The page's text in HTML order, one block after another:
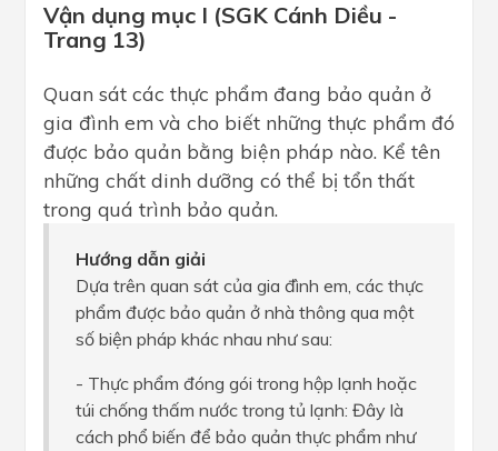
Vận dụng mục I (SGK Cánh Diều -
Trang 13)
Quan sát các thực phẩm đang bảo quản ở
gia đình em và cho biết những thực phẩm đó
được bảo quản bằng biện pháp nào. Kể tên
những chất dinh dưỡng có thể bị tổn thất
trong quá trình bảo quản.
Hướng dẫn giải
Dựa trên quan sát của gia đình em, các thực
phẩm được bảo quản ở nhà thông qua một
số biện pháp khác nhau như sau:
- Thực phẩm đóng gói trong hộp lạnh hoặc
túi chống thấm nước trong tủ lạnh: Đây là
cách phổ biến để bảo quản thực phẩm như